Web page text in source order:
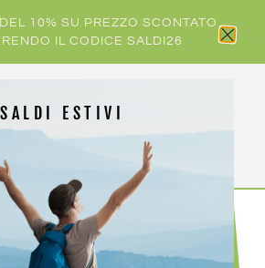
10% SU PREZZO SCONTATO
IL CODICE SALDI26
JACKETS TYNDALL W
SALDI ESTIVI